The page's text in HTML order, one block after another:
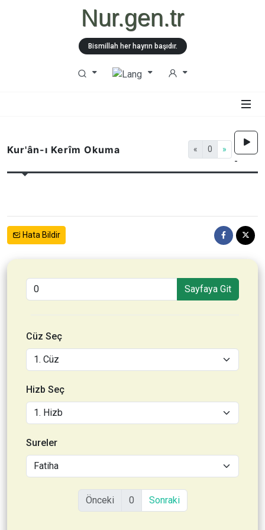
Nur.gen.tr
Bismillah her hayrın başıdır.
Kur'ân-ı Kerîm Okuma « 0 »
-
Hata Bildir
Sayfaya Git
Cüz Seç
Hizb Seç
Sureler
Önceki 0 Sonraki